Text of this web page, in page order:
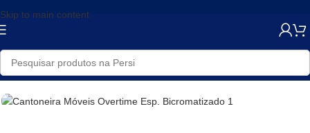
Skip to main content
Início/Loja/Ferragens/ Abraçadeiras, Ganchos e Suportes